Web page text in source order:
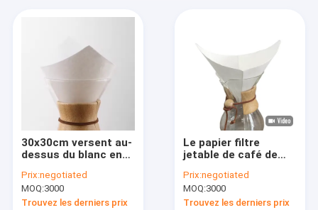
30x30cm versent au-
dessus du blanc en
papier filtre de café
de Chemex de pot
Prix:negotiated
MOQ:3000
Trouvez les derniers prix
Le papier filtre
jetable de café de
d'égouttement
classique de 6
tasses a blanchi
Prix:negotiated
MOQ:3000
Trouvez les derniers prix